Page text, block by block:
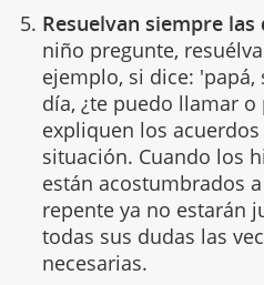
Resuelvan siempre las
niño pregunte,
ejemplo, si dice:
día, ¿te puedo llamar o
expliquen los
situación. Cuando los
están acostumbrados
repente ya no estarán
todas sus dudas las
necesarias.